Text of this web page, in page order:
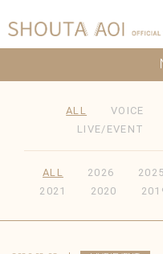
ALL VOICE
LIVE/EVENT
ALL 2026 2025
2021
2020